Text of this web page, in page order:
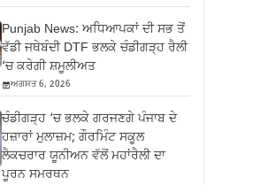
Punjab News: ਅਧਿਆਪਕਾਂ ਦੀ ਸਭ ਤੋਂ
ਵੱਡੀ ਜਥੇਬੰਦੀ DTF ਭਲਕੇ ਚੰਡੀਗੜ੍ਹ ਰੈਲੀ
‘ਚ ਕਰੇਗੀ ਸ਼ਮੂਲੀਅਤ
ਅਗਸਤ 6, 2026
ਚੰਡੀਗੜ੍ਹ ‘ਚ ਭਲਕੇ ਗਰਜਣਗੇ ਪੰਜਾਬ ਦੇ
ਹਜ਼ਾਰਾਂ ਮੁਲਾਜ਼ਮ; ਗੌਰਮਿੰਟ ਸਕੂਲ
ਲੈਕਚਰਾਰ ਯੂਨੀਅਨ ਵੱਲੋਂ ਮਹਾਂਰੈਲੀ ਦਾ
ਪੂਰਨ ਸਮਰਥਨ